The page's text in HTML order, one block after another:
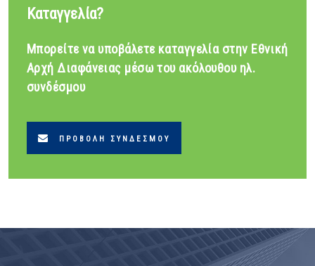
Καταγγελία?
Μπορείτε να υποβάλετε καταγγελία στην Εθνική
Αρχή Διαφάνειας μέσω του ακόλουθου ηλ.
συνδέσμου
ΠΡΟΒΟΛΉ ΣΥΝΔΈΣΜΟΥ